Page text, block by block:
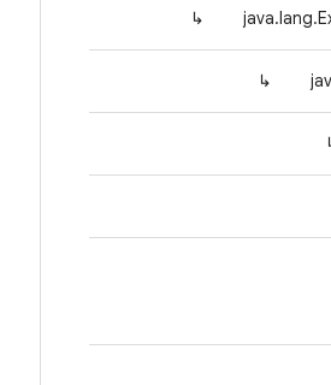
↳
↳